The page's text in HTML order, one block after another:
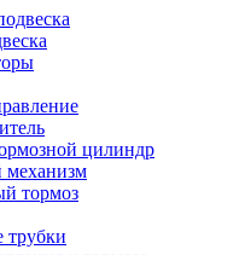
цилиндр
механизм
тормоз
трубки